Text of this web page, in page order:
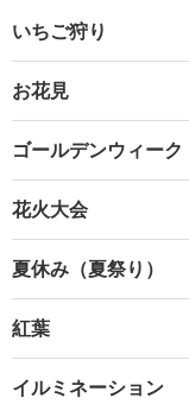
いちご狩り
お花見
ゴールデンウィーク
花火大会
夏休み（夏祭り）
紅葉
イルミネーション